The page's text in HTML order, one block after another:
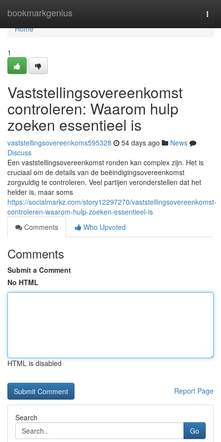
bookmarkgenius
Home
Home
1
Vaststellingsovereenkomst
controleren: Waarom hulp
zoeken essentieel is
vaststellingsovereenkoms595328 54 days ago
News
Discuss
Een vaststellingsovereenkomst ronden kan complex zijn. Het is
cruciaal om de details van de beëindigingsovereenkomst
zorgvuldig te controleren. Veel partijen veronderstellen dat het
helder is, maar soms
https://socialmarkz.com/story12297270/vaststellingsovereenkomst-
controleren-waarom-hulp-zoeken-essentieel-is
Comments
Who Upvoted
Comments
Submit a Comment
No HTML
HTML is disabled
Report Page
Search
Go